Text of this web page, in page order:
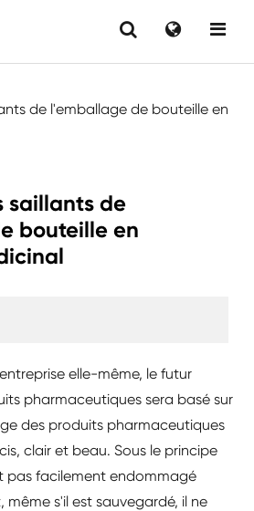
de l'emballage de bouteille en
saillants de
bouteille en
elle-même, le futur
pharmaceutiques sera basé sur
des produits pharmaceutiques
clair et beau. Sous le principe
pas facilement endommagé
s'il est sauvegardé, il ne